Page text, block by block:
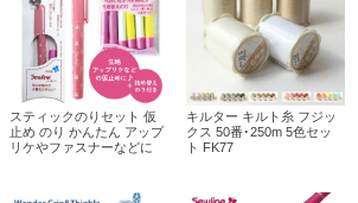
スティックのりセット 仮
止め のり かんたん アップ
リケやファスナーなどに
キルター キルト糸 フジッ
クス 50番･250m 5色セッ
ト FK77